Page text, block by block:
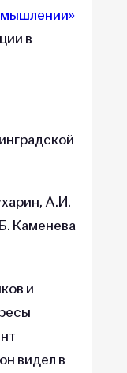
в
А.И.
Каменева
и
видел в